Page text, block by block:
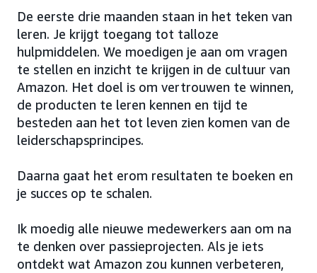
De eerste drie maanden staan in het teken van
leren. Je krijgt toegang tot talloze
hulpmiddelen. We moedigen je aan om vragen
te stellen en inzicht te krijgen in de cultuur van
Amazon. Het doel is om vertrouwen te winnen,
de producten te leren kennen en tijd te
besteden aan het tot leven zien komen van de
leiderschapsprincipes.
Daarna gaat het erom resultaten te boeken en
je succes op te schalen.
Ik moedig alle nieuwe medewerkers aan om na
te denken over passieprojecten. Als je iets
ontdekt wat Amazon zou kunnen verbeteren,